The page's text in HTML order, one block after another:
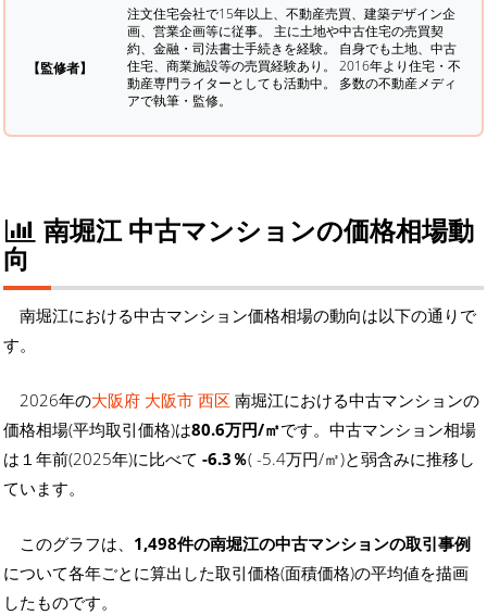
【監修者】
注文住宅会社で15年以上、不動産売買、建築デザイン企
画、営業企画等に従事。 主に土地や中古住宅の売買契
約、金融・司法書士手続きを経験。 自身でも土地、中古
住宅、商業施設等の売買経験あり。 2016年より住宅・不
動産専門ライターとしても活動中。 多数の不動産メディ
アで執筆・監修。
南堀江 中古マンションの価格相場動
向
南堀江における中古マンション価格相場の動向は以下の通りで
す。
2026年の大阪府 大阪市 西区 南堀江における中古マンションの
価格相場(平均取引価格)は80.6万円/㎡です。中古マンション相場
は１年前(2025年)に比べて -6.3％( -5.4万円/㎡)と弱含みに推移し
ています。
このグラフは、 1,498件の南堀江の中古マンションの取引事例
について各年ごとに算出した取引価格(面積価格)の平均値を描画
したものです。